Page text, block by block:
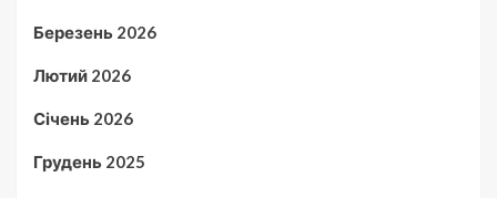
Березень 2026
Лютий 2026
Січень 2026
Грудень 2025